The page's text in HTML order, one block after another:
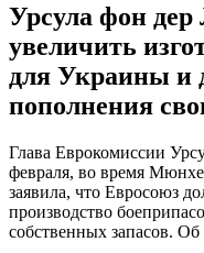
Урсула фон дер
увеличить
для Украины и
пополнения
Глава Еврокомиссии
февраля, во время
заявила, что Евросоюз
производство
собственных запасов. Об